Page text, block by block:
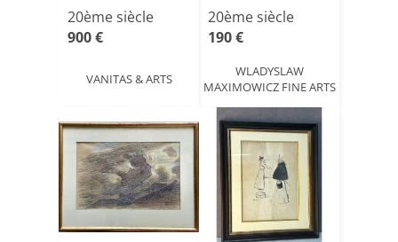
20ème siècle
900 €
VANITAS & ARTS
20ème siècle
190 €
WLADYSLAW
MAXIMOWICZ FINE ARTS